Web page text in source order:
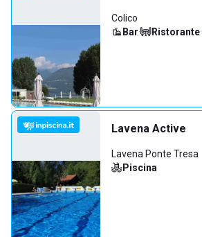
Colico
Bar· Ristorante·
Lavena Active
Lavena Ponte Tresa
Piscina